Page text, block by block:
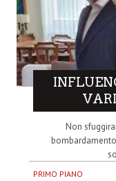
Non
PRIMO PIANO